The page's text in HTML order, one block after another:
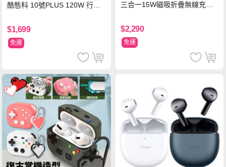
酷態科 10號PLUS 120W 行動
色
$1,699
免運
三合一15W磁吸折疊無線充電
$2,290
免運